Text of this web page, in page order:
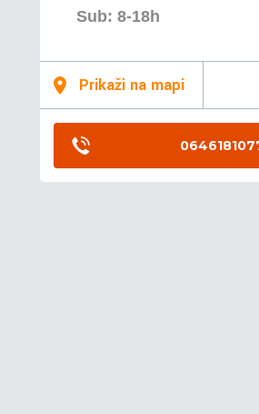
Sub: 8-18h
Prikaži na mapi